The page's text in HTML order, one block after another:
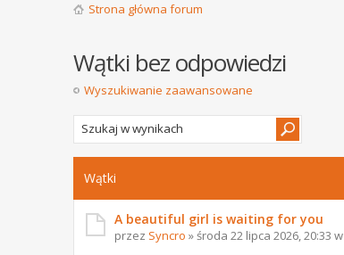
Strona główna forum
Wątki bez odpowiedzi
Wyszukiwanie zaawansowane
Wątki
A beautiful girl is waiting for you
przez Syncro » środa 22 lipca 2026, 20:33 w